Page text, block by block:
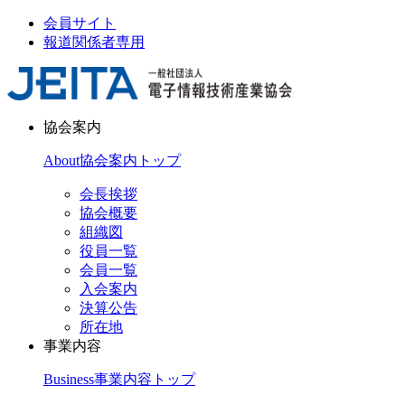
会員サイト
報道関係者専用
協会案内
About協会案内トップ
会長挨拶
協会概要
組織図
役員一覧
会員一覧
入会案内
決算公告
所在地
事業内容
Business事業内容トップ